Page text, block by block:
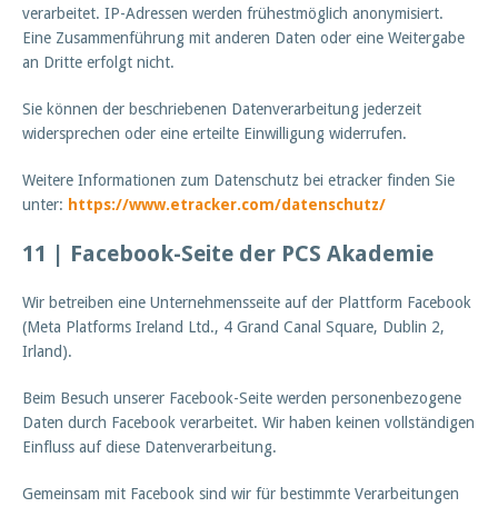
verarbeitet. IP-Adressen werden frühestmöglich anonymisiert.
Eine Zusammenführung mit anderen Daten oder eine Weitergabe
an Dritte erfolgt nicht.
Sie können der beschriebenen Datenverarbeitung jederzeit
widersprechen oder eine erteilte Einwilligung widerrufen.
Weitere Informationen zum Datenschutz bei etracker finden Sie
unter: https://www.etracker.com/datenschutz/
11 | Facebook-Seite der PCS Akademie
Wir betreiben eine Unternehmensseite auf der Plattform Facebook
(Meta Platforms Ireland Ltd., 4 Grand Canal Square, Dublin 2,
Irland).
Beim Besuch unserer Facebook-Seite werden personenbezogene
Daten durch Facebook verarbeitet. Wir haben keinen vollständigen
Einfluss auf diese Datenverarbeitung.
Gemeinsam mit Facebook sind wir für bestimmte Verarbeitungen